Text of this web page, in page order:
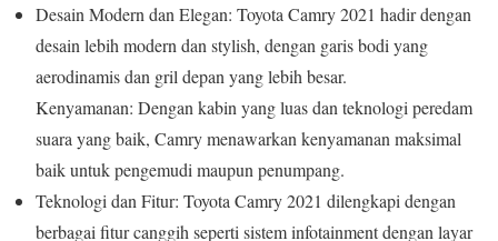
Desain Modern dan Elegan: Toyota Camry 2021 hadir dengan
desain lebih modern dan stylish, dengan garis bodi yang
aerodinamis dan gril depan yang lebih besar.
Kenyamanan: Dengan kabin yang luas dan teknologi peredam
suara yang baik, Camry menawarkan kenyamanan maksimal
baik untuk pengemudi maupun penumpang.
Teknologi dan Fitur: Toyota Camry 2021 dilengkapi dengan
berbagai fitur canggih seperti sistem infotainment dengan layar